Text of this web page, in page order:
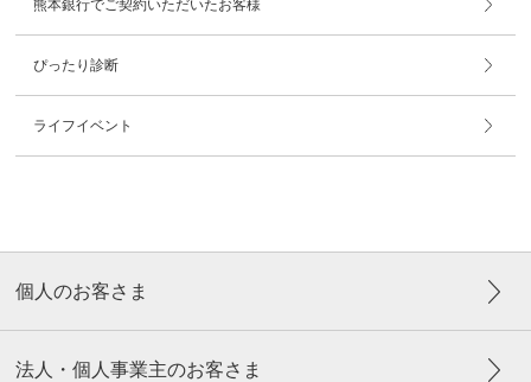
熊本銀行でご契約いただいたお客様
ぴったり診断
ライフイベント
個人のお客さま
法人・個人事業主のお客さま